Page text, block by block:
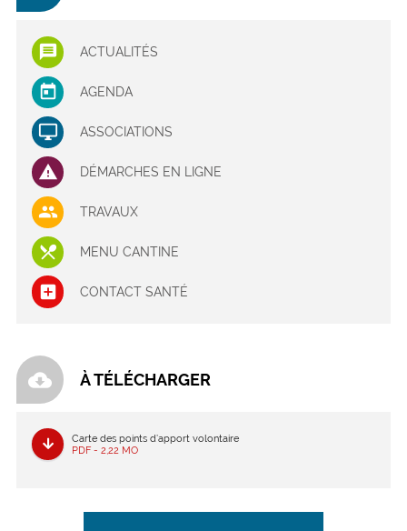
ACTUALITÉS
AGENDA
ASSOCIATIONS
DÉMARCHES EN LIGNE
TRAVAUX
MENU CANTINE
CONTACT SANTÉ
cloud_download À TÉLÉCHARGER
Carte des points d’apport volontaire
PDF - 2,22 MO